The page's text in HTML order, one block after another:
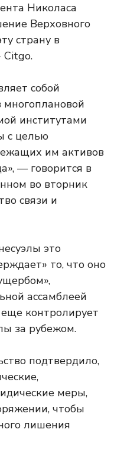
Николаса
Верховного
страну в
Citgo.
собой
институтами
с целью
им активов
— говорится в
во вторник
связи и
это
то, что оно
ассамблеей
контролирует
за рубежом.
подтвердило,
меры,
чтобы
лишения